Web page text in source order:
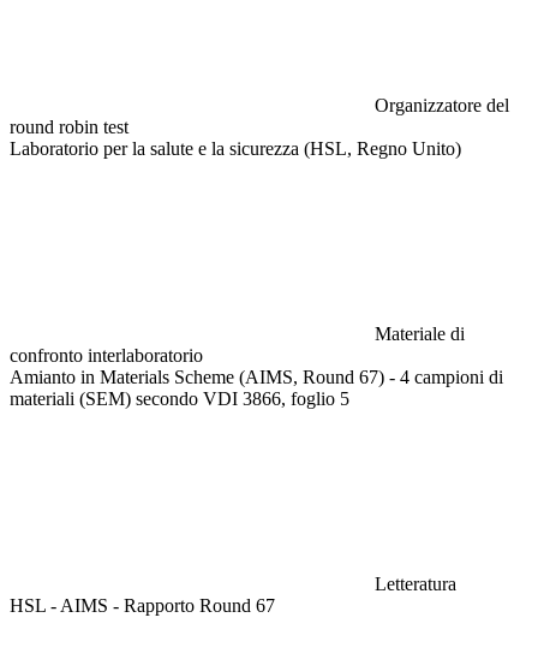
Organizzatore del
round robin test
Laboratorio per la salute e la sicurezza (HSL, Regno Unito)
Materiale di
confronto interlaboratorio
Amianto in Materials Scheme (AIMS, Round 67) - 4 campioni di
materiali (SEM) secondo VDI 3866, foglio 5
Letteratura
HSL - AIMS - Rapporto Round 67